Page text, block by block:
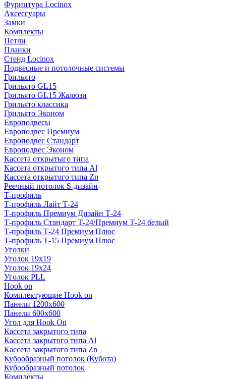
Фурнитура Locinox
Аксессуары
Замки
Комплекты
Петли
Планки
Стенд Locinox
Подвесные и потолочные системы
Грильято
Грильято GL15
Грильято GL15 Жалюзи
Грильято классика
Грильято Эконом
Европодвесы
Европодвес Премиум
Европодвес Стандарт
Европодвес Эконом
Кассета открытыго типа
Кассета открытого типа Al
Кассета открытого типа Zn
Реечный потолок S-дизайн
Т-профиль
Т-профиль Лайт Т-24
Т-профиль Премиум Дизайн Т-24
Т-профиль Стандарт Т-24/Премиум Т-24 белый
Т-профиль Т-24 Премиум Плюс
Т-профиль Т-15 Премиум Плюс
Уголки
Уголок 19х19
Уголок 19х24
Уголок PLL
Hook on
Комплектующие Hook on
Панели 1200х600
Панели 600х600
Угол для Hook On
Кассета закрытого типа
Кассета закрытого типа Al
Кассета закрытого типа Zn
Кубообразный потолок (Кубота)
Кубообразный потолок
Комплекты